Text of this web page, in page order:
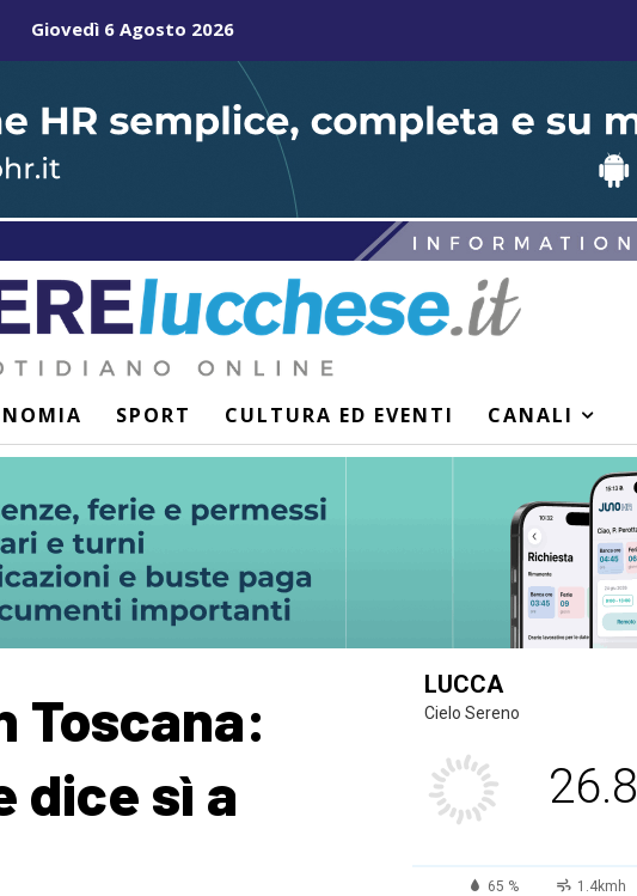
Giovedì 6 Agosto 2026
SPORT CULTURA ED EVENTI CANALI
Toscana:
dice sì a
LUCCA
Cielo Sereno
26.8
65 % 1.4kmh